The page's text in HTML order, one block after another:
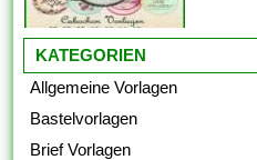
KATEGORIEN
Allgemeine Vorlagen
Bastelvorlagen
Brief Vorlagen